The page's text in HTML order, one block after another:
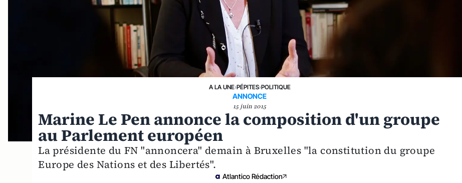
A LA UNE›PÉPITES›POLITIQUE
ANNONCE
15 juin 2015
Marine Le Pen annonce la composition d'un groupe
au Parlement européen
La présidente du FN "annoncera" demain à Bruxelles "la constitution du groupe
Europe des Nations et des Libertés".
Atlantico Rédaction